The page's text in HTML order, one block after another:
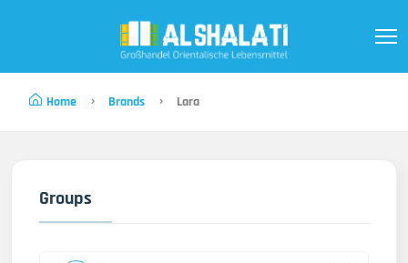
Home Brands Lara
Groups